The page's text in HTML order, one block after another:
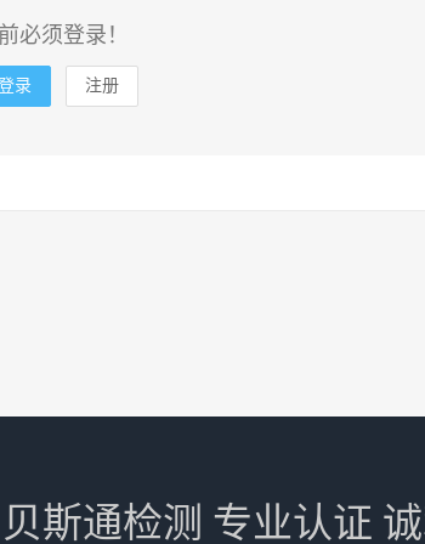
必须登录！
录 注册
贝斯通检测 专业认证